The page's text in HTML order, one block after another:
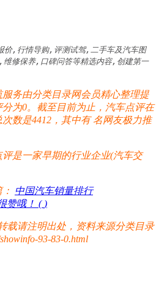
价,行情导购,评测试驾,二手车及汽车图
修保养,口碑问答等精选内容,创建第一
务由分类目录网会员精心整理提
为0。截至目前为止，汽车点评在
数是4412，其中有名网友极力推
是一家早期的行业企业(汽车交
中国汽车销量排行
赞哦！ ( )
载请注明出处，资料来源分类目录
93-83-0.html